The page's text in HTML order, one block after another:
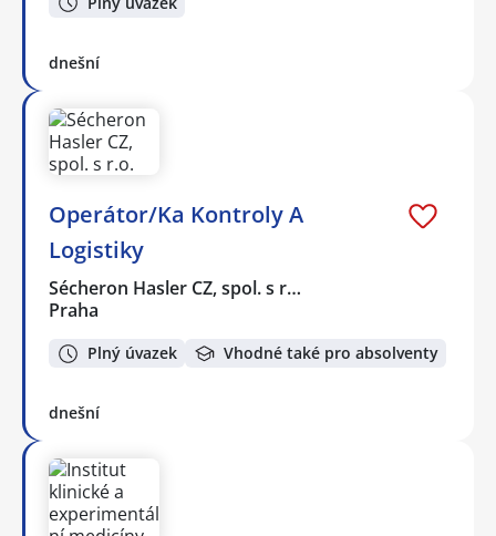
dnešní
Operátor/Ka Kontroly A
Logistiky
Sécheron Hasler CZ, spol. s r…
Praha
Plný úvazek Vhodné také pro absolventy
dnešní